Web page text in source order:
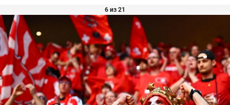
6 из 21